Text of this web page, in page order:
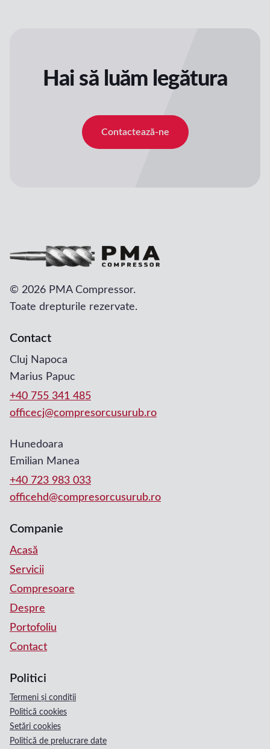
Hai să luăm legătura
Contactează-ne
© 2026 PMA Compressor.
Toate drepturile rezervate.
Contact
Cluj Napoca
Marius Papuc
+40 755 341 485
officecj@compresorcusurub.ro
Hunedoara
Emilian Manea
+40 723 983 033
officehd@compresorcusurub.ro
Companie
Acasă
Servicii
Compresoare
Despre
Portofoliu
Contact
Politici
Termeni și condiții
Politică cookies
Setări cookies
Politică de prelucrare date